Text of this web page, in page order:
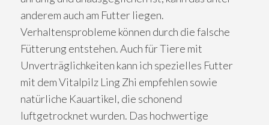
anderem auch am Futter liegen.
Verhaltensprobleme können durch die falsche
Fütterung entstehen. Auch für Tiere mit
Unverträglichkeiten kann ich spezielles Futter
mit dem Vitalpilz Ling Zhi empfehlen sowie
natürliche Kauartikel, die schonend
luftgetrocknet wurden. Das hochwertige